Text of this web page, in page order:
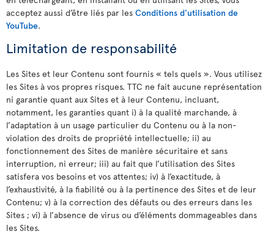
acceptez aussi d’être liés par les Conditions d'utilisation de
YouTube.
Limitation de responsabilité
Les Sites et leur Contenu sont fournis « tels quels ». Vous utilisez
les Sites à vos propres risques. TTC ne fait aucune représentation
ni garantie quant aux Sites et à leur Contenu, incluant,
notamment, les garanties quant i) à la qualité marchande, à
l’adaptation à un usage particulier du Contenu ou à la non-
violation des droits de propriété intellectuelle; ii) au
fonctionnement des Sites de manière sécuritaire et sans
interruption, ni erreur; iii) au fait que l’utilisation des Sites
satisfera vos besoins et vos attentes; iv) à l’exactitude, à
l’exhaustivité, à la fiabilité ou à la pertinence des Sites et de leur
Contenu; v) à la correction des défauts ou des erreurs dans les
Sites ; vi) à l’absence de virus ou d’éléments dommageables dans
les Sites.